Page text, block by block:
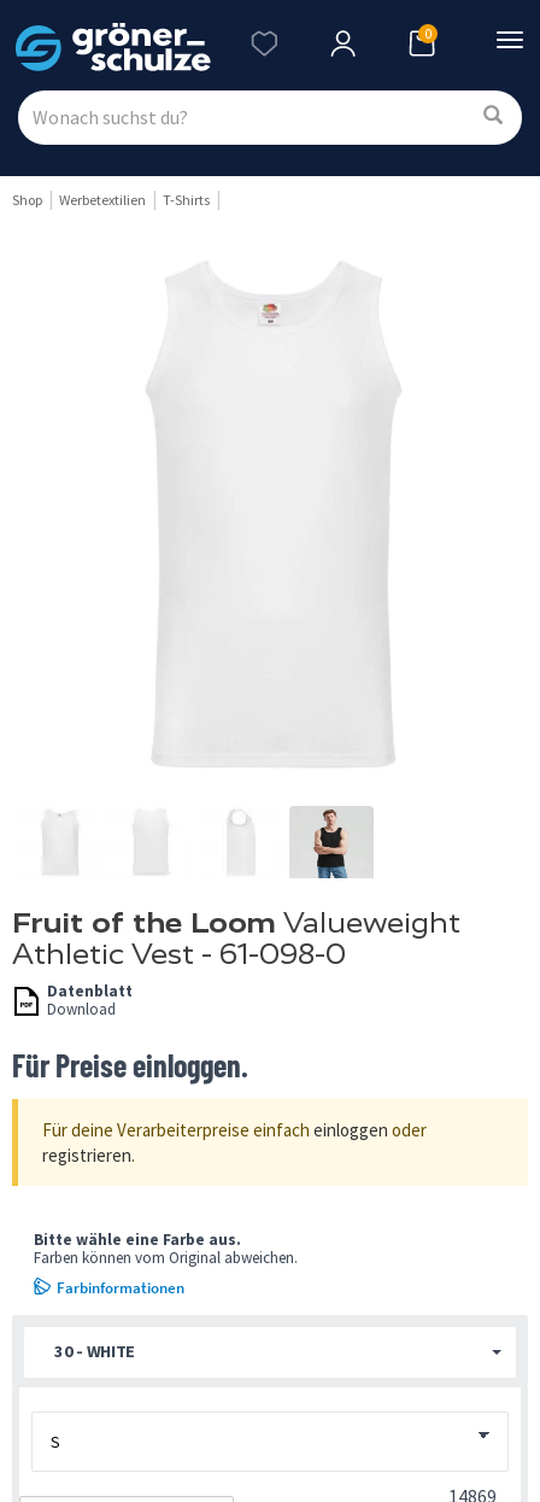
0
Shop Werbetextilien T-Shirts
Fruit of the Loom Valueweight
Athletic Vest - 61-098-0
Datenblatt
Download
Für Preise einloggen.
Für deine Verarbeiterpreise einfach einloggen oder
registrieren.
30 - WHITE
Bitte wähle eine Farbe aus.
Farben können vom Original abweichen.
Farbinformationen
14869